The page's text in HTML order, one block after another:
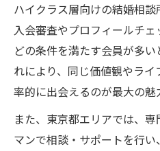
ハイクラス層向けの結婚相
入会審査やプロフィールチ
どの条件を満たす会員が多
れにより、同じ価値観やラ
率的に出会えるのが最大の魅
また、東京都エリアでは、
マンで相談・サポートを行